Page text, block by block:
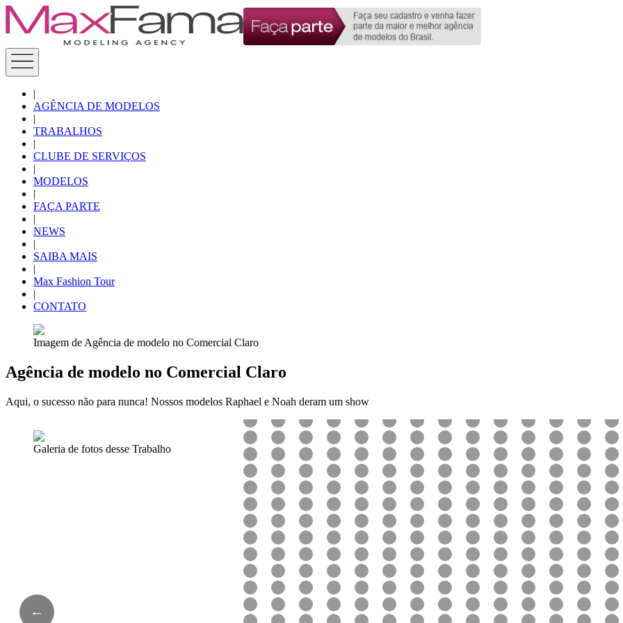
|
AGÊNCIA DE MODELOS
|
TRABALHOS
|
CLUBE DE SERVIÇOS
|
MODELOS
|
FAÇA PARTE
|
NEWS
|
SAIBA MAIS
|
Max Fashion Tour
|
CONTATO
Imagem de Agência de modelo no Comercial Claro
Agência de modelo no Comercial Claro
Aqui, o sucesso não para nunca! Nossos modelos Raphael e Noah deram um show
Galeria de fotos desse Trabalho
←